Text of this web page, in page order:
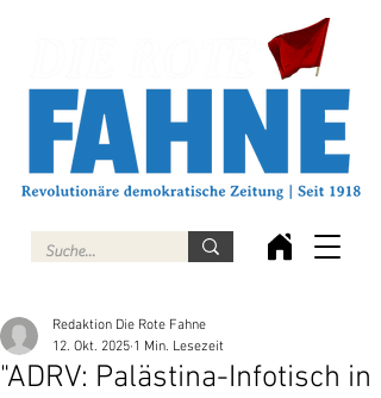
"ADRV: Palästina-Infotisch in
Redaktion Die Rote Fahne
12. Okt. 2025 1 Min. Lesezeit